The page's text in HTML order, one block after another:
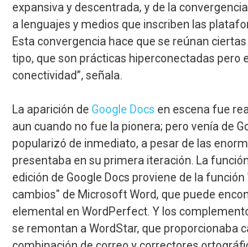
expansiva y descentrada, y de la
a lenguajes y medios que inscriben las
Esta convergencia hace que se reúnan
tipo, que son prácticas hiperconectadas pero
conectividad”, señala.
La aparición de Google Docs en escena fue
aun cuando no fue la pionera; pero venía de
popularizó de inmediato, a pesar de las
presentaba en su primera iteración. La
edición de Google Docs proviene de la
cambios" de Microsoft Word, que puede
elemental en WordPerfect. Y los
se remontan a WordStar, que proporcionaba